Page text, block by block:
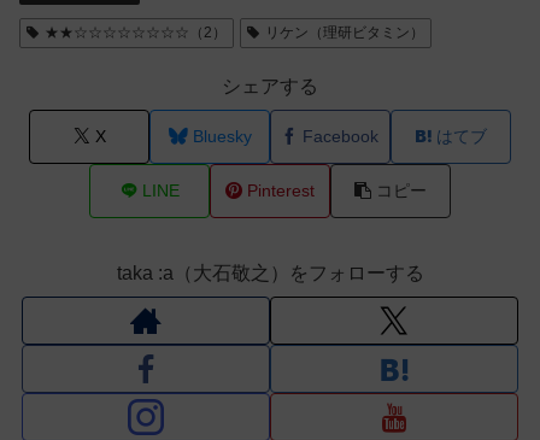
★★☆☆☆☆☆☆☆☆（2） リケン（理研ビタミン）
シェアする
X Bluesky Facebook はてブ
LINE Pinterest コピー
taka :a（大石敬之）をフォローする